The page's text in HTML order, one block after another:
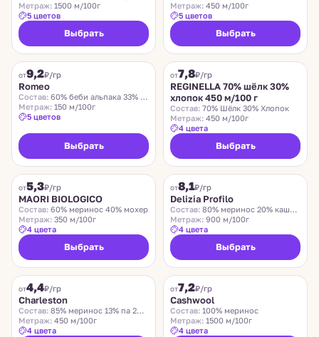
Метраж: 1500 м/100г
5 цветов
Выбрать
Метраж: 450 м/100г
5 цветов
Выбрать
от9,2₽/гр
Romeo
Состав: 60% беби альпака 33% меринос 7% нейлон
Метраж: 150 м/100г
5 цветов
Выбрать
от7,8₽/гр
REGINELLA 70% шёлк 30%
хлопок 450 м/100 г
Состав: 70% Шёлк 30% Хлопок
Метраж: 450 м/100г
4 цвета
Выбрать
от5,3₽/гр
MAORI BIOLOGICO
Состав: 60% меринос 40% мохер
Метраж: 350 м/100г
4 цвета
Выбрать
от8,1₽/гр
Delizia Profilo
Состав: 80% меринос 20% кашемир
Метраж: 900 м/100г
4 цвета
Выбрать
от4,4₽/гр
Charleston
Состав: 85% меринос 13% па 2% эластан
Метраж: 450 м/100г
4 цвета
от7,2₽/гр
Cashwool
Состав: 100% меринос
Метраж: 1500 м/100г
4 цвета